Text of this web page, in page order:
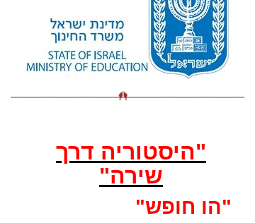
"היסטוריה דרך
שירה"
"הו חופש"